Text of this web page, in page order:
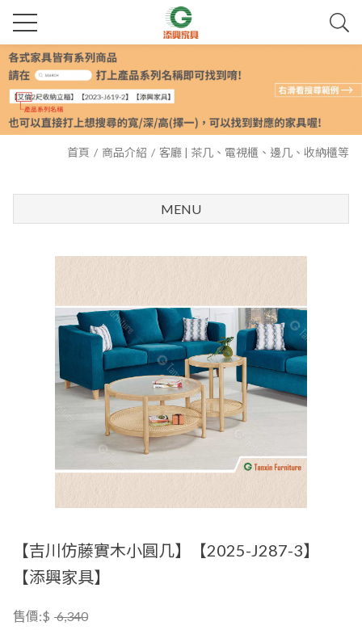
首頁 商品介紹 客廳 | 茶几、電視櫃、邊几、收納櫃等
MENU
【吉川仿藤實木小圓几】【2025-J287-3】
【添興家具】
售價:$ 6,340